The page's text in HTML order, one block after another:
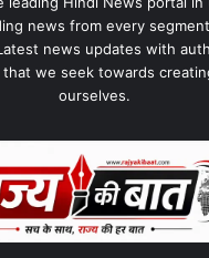
news from every
news updates with
we seek towards
ourselves.